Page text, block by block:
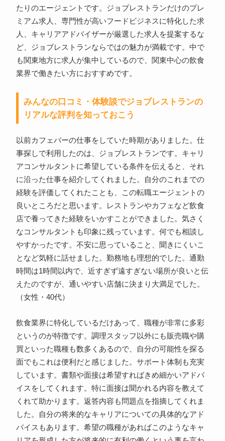
たりのエージェントです。ジョブレストランだけのプレ
ミアム求人、専門性が高いフードビジネスに特化した求
人、キャリアアドバイザーが厳選した求人を提案するな
ど、ジョブレストランならではの魅力が満載です。中で
も関東地方に求人が集中しているので、関東中心の飲食
業界で働きたい方におすすめです。
みんなの口コミ・体験談でジョブレストランの
リアルな評判を知っておこう
以前カフェバーの仕事をしていた時期がありました。仕
事探しで利用したのは、ジョブレストランです。キャリ
アコンサルタントに希望している条件を伝えると、それ
に沿った仕事を紹介してくれました。自分のこれまでの
経験を評価してくれたことも、この転職エージェントの
良いところだと思います。レストランやカフェなど飲食
店で養ってきた経験をいかすことができました。気さく
なコンサルタントも印象に残っています。何でも相談し
やすかったです。不安に思っていること、聞きにくいこ
となど気軽に話せました。勤務地も理想的でした。通勤
時間は1時間以内で、近すぎず遠すぎない場所が良いと伝
えたのですが、通いやすい店舗に決まり大満足でした。
（女性・40代）
飲食業界に特化しているだけあって、職種が非常に多彩
というのが特徴です。調理スタッフ以外にも販売職や購
買といった職種も数多くあるので、自分の可能性を探る
面でもこれは便利だと感じました。サポート体制も充実
しています。書類や面接は希望すればきめ細かいアドバ
イスをしてくれます。特に面接は聞かれる内容を教えて
くれて助かります。返答内容も問題点を指摘してくれま
した。自分の将来的なキャリアについての具体的なアド
バイスもあります。希望の職種があればこのようなキャ